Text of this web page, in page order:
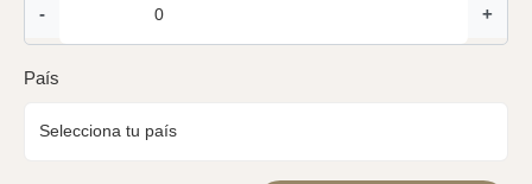
- +
País